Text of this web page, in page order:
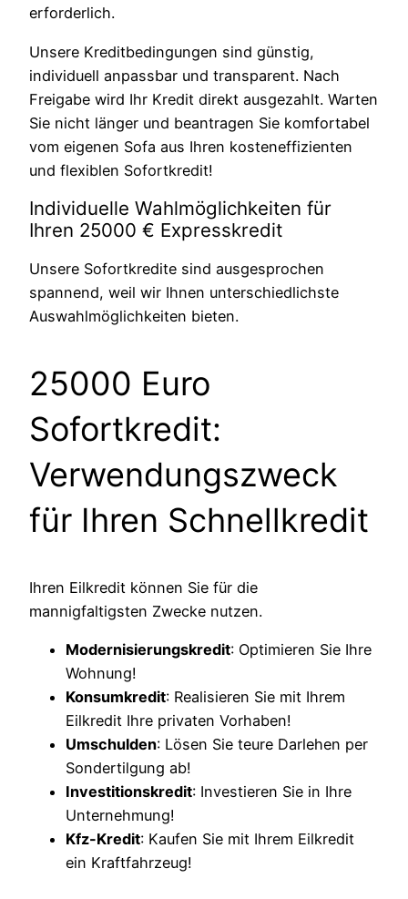
erforderlich.
Unsere Kreditbedingungen sind günstig,
individuell anpassbar und transparent. Nach
Freigabe wird Ihr Kredit direkt ausgezahlt. Warten
Sie nicht länger und beantragen Sie komfortabel
vom eigenen Sofa aus Ihren kosteneffizienten
und flexiblen Sofortkredit!
Individuelle Wahlmöglichkeiten für
Ihren 25000 € Expresskredit
Unsere Sofortkredite sind ausgesprochen
spannend, weil wir Ihnen unterschiedlichste
Auswahlmöglichkeiten bieten.
25000 Euro
Sofortkredit:
Verwendungszweck
für Ihren Schnellkredit
Ihren Eilkredit können Sie für die
mannigfaltigsten Zwecke nutzen.
Modernisierungskredit: Optimieren Sie Ihre
Wohnung!
Konsumkredit: Realisieren Sie mit Ihrem
Eilkredit Ihre privaten Vorhaben!
Umschulden: Lösen Sie teure Darlehen per
Sondertilgung ab!
Investitionskredit: Investieren Sie in Ihre
Unternehmung!
Kfz-Kredit: Kaufen Sie mit Ihrem Eilkredit
ein Kraftfahrzeug!